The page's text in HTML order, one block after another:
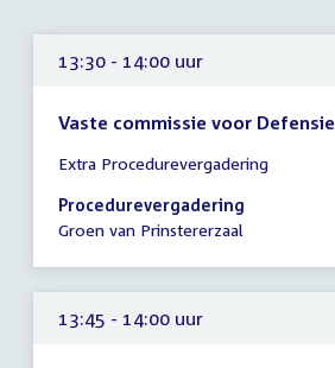
13:30 - 14:00 uur
Vaste commissie voor Defensie
vergadering
13:30
-
uur
Extra Procedurevergadering
Procedurevergadering
Groen van Prinstererzaal
13:45 - 14:00 uur